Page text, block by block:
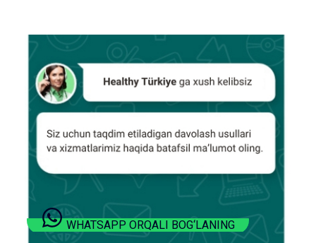
WHATSAPP ORQALI BOG‘LANING